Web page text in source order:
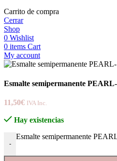
Carrito de compra
Cerrar
Shop
0 Wishlist
0 items Cart
My account
Esmalte semipermanente
11,50€ IVA Inc.
Hay existencias
-
Esmalte semipermanente